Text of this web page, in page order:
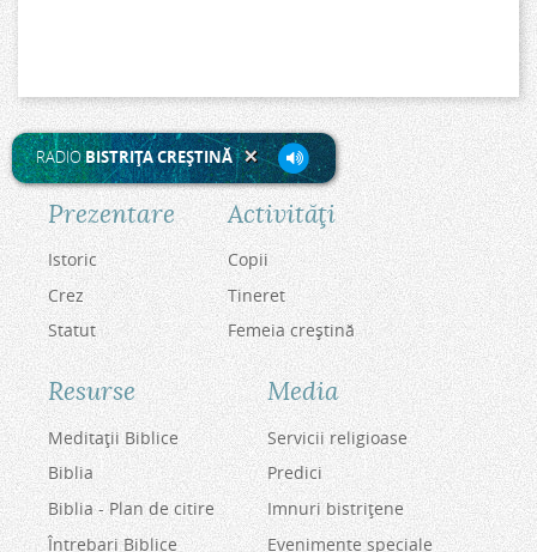
RADIOBISTRIŢA CREŞTINĂ
Prezentare
Istoric
Crez
Statut
Activităţi
Copii
Tineret
Femeia creştină
Resurse
Meditaţii Biblice
Biblia
Biblia - Plan de citire
Întrebari Biblice
Media
Servicii religioase
Predici
Imnuri bistriţene
Evenimente speciale